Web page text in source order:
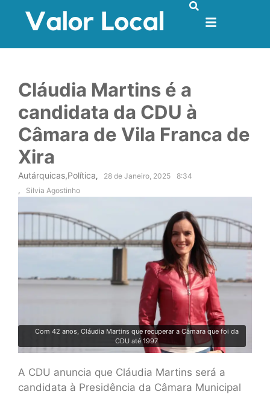
Cláudia Martins é a
candidata da CDU à
Câmara de Vila Franca de
Xira
Autárquicas,Política, 28 de Janeiro, 2025
8:34
,
Silvia Agostinho
Com 42 anos, Cláudia Martins que recuperar a Câmara que foi da
CDU até 1997
A CDU anuncia que Cláudia Martins será a
candidata à Presidência da Câmara Municipal